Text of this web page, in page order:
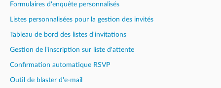
Formulaires d'enquête personnalisés
Listes personnalisées pour la gestion des invités
Tableau de bord des listes d'invitations
Gestion de l'inscription sur liste d'attente
Confirmation automatique RSVP
Outil de blaster d'e-mail